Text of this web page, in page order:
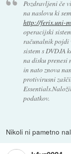
Pozdravljeni če
na naslovu ki
http://ferix.uni-
operacijski
računalnik pojdi
sistem s DVDJA
na disku
in nato znova
protivirusni
podatkov.
Nikoli ni pametno